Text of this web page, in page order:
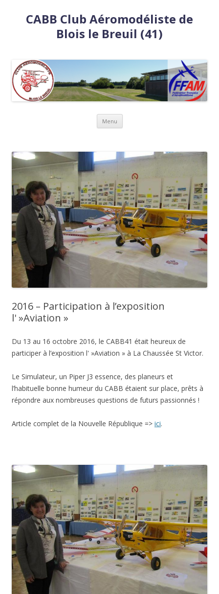
CABB Club Aéromodéliste de
Blois le Breuil (41)
Menu Aller
2016 – Participation à l’exposition
l' »Aviation »
Du 13 au 16 octobre 2016, le CABB41 était heureux de
participer à l’exposition l' »Aviation » à La Chaussée St Victor.
Le Simulateur, un Piper J3 essence, des planeurs et
l’habituelle bonne humeur du CABB étaient sur place, prêts à
répondre aux nombreuses questions de futurs passionnés !
Article complet de la Nouvelle République => ici.